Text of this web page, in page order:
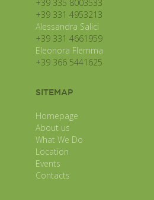
+39 335 8003533
+39 331 4953213
Alessandra Salici
+39 331 4661959
Eleonora Flemma
+39 366 5441625
SITEMAP
Homepage
About us
What We Do
Location
Events
Contacts